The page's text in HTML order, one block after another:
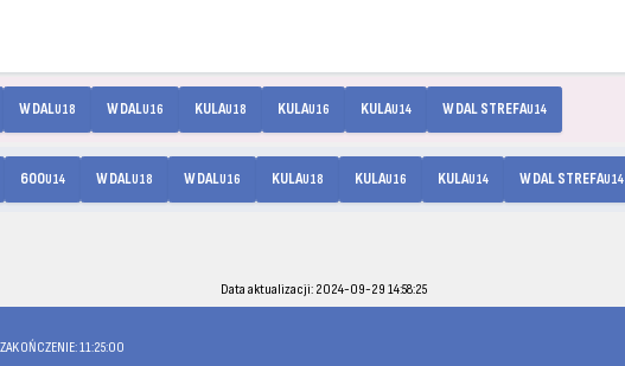
W DALU18 W DALU16 KULAU18 KULAU16 KULAU14 W DAL STREFAU14
600U14 W DALU18 W DALU16 KULAU18 KULAU16 KULAU14 W DAL STREFAU14
Data aktualizacji: 2024-09-29 14:58:25
11:25:00